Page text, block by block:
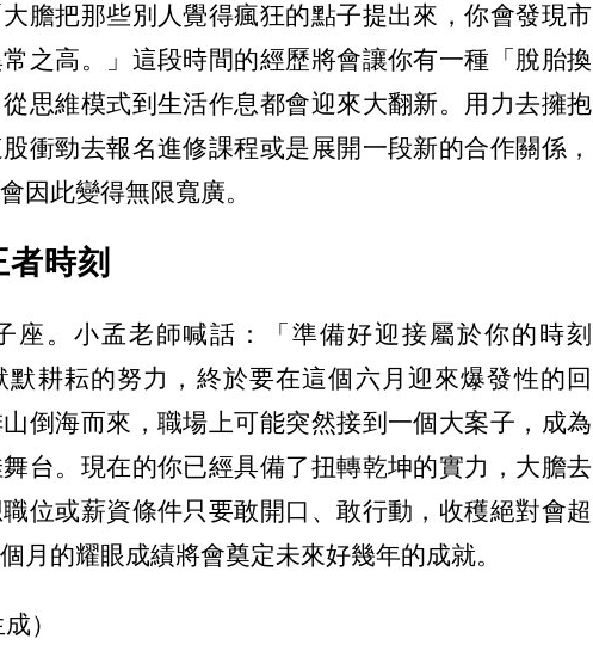
膽把那些別人覺得瘋狂的點子提出來，你會發現市
之高。」這段時間的經歷將會讓你有一種「脫胎換
思維模式到生活作息都會迎來大翻新。用力去擁抱
衝勁去報名進修課程或是展開一段新的合作關係，
因此變得無限寬廣。
時刻
座。小孟老師喊話：「準備好迎接屬於你的時刻
默耕耘的努力，終於要在這個六月迎來爆發性的回
倒海而來，職場上可能突然接到一個大案子，成為
台。現在的你已經具備了扭轉乾坤的實力，大膽去
位或薪資條件只要敢開口、敢行動，收穫絕對會超
月的耀眼成績將會奠定未來好幾年的成就。
）